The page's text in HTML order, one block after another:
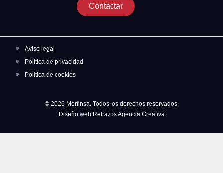
Contactar
Aviso legal
Política de privacidad
Política de cookies
© 2026 Merfinsa. Todos los derechos reservados.
Diseño web Retrazos Agencia Creativa